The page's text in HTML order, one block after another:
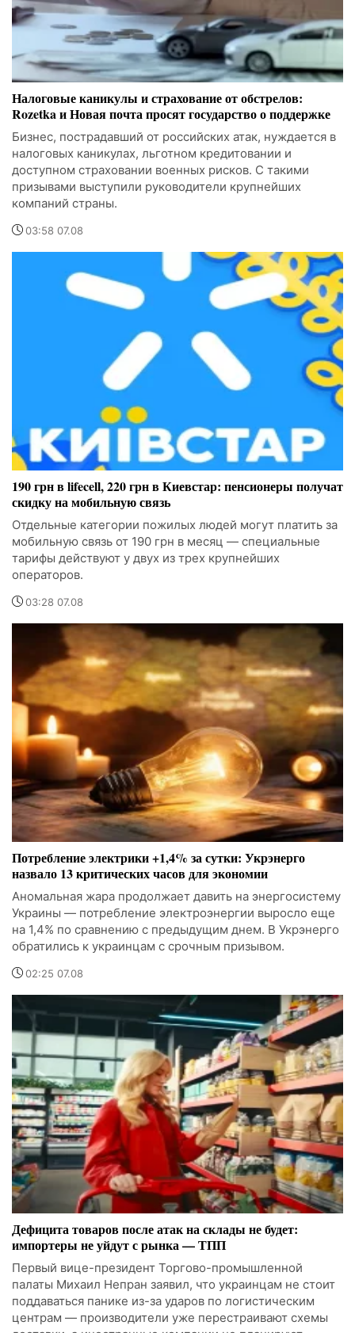
Налоговые каникулы и страхование от обстрелов:
Rozetka и Новая почта просят государство о поддержке
Бизнес, пострадавший от российских атак, нуждается в
налоговых каникулах, льготном кредитовании и
доступном страховании военных рисков. С такими
призывами выступили руководители крупнейших
компаний страны.
03:58 07.08
190 грн в lifecell, 220 грн в Киевстар: пенсионеры получат
скидку на мобильную связь
Отдельные категории пожилых людей могут платить за
мобильную связь от 190 грн в месяц — специальные
тарифы действуют у двух из трех крупнейших
операторов.
03:28 07.08
Потребление электрики +1,4% за сутки: Укрэнерго
назвало 13 критических часов для экономии
Аномальная жара продолжает давить на энергосистему
Украины — потребление электроэнергии выросло еще
на 1,4% по сравнению с предыдущим днем. В Укрэнерго
обратились к украинцам с срочным призывом.
02:25 07.08
Дефицита товаров после атак на склады не будет:
импортеры не уйдут с рынка — ТПП
Первый вице-президент Торгово-промышленной
палаты Михаил Непран заявил, что украинцам не стоит
поддаваться панике из-за ударов по логистическим
центрам — производители уже перестраивают схемы